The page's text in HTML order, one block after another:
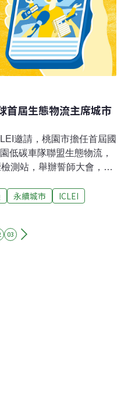
彰這些城市對全球氣
首屆生態物流主席城市
邀請，桃園市擔任首屆國
低碳車隊聯盟生態物流，
測站，舉辦誓師大會，宣
測排煙狀況，預估每年可
，因為我們的物流中心將
永續城市 ICLEI
03